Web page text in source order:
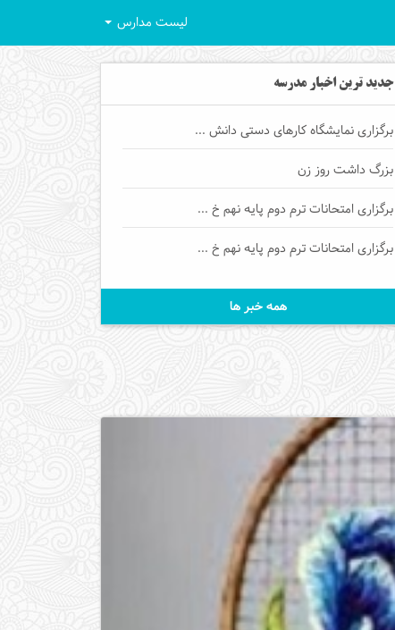
لیست مدارس
جدید ترین اخبار مدرسه
برگزاری نمایشگاه کارهای دستی دانش ...
بزرگ داشت روز زن
برگزاری امتحانات ترم دوم پایه نهم خ ...
برگزاری امتحانات ترم دوم پایه نهم خ ...
همه خبر ها